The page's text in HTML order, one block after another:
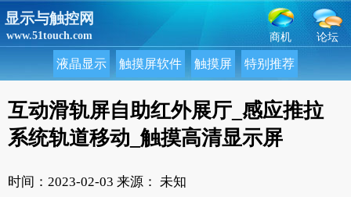
显示与触控网
www.51touch.com 商机 论坛
液晶显示 触摸屏软件 触摸屏 特别推荐
互动滑轨屏自助红外展厅_感应推拉
系统轨道移动_触摸高清显示屏
时间：2023-02-03 来源： 未知